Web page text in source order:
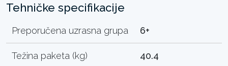
Tehničke specifikacije
Preporučena uzrasna grupa 6+
Težina paketa (kg) 40.4